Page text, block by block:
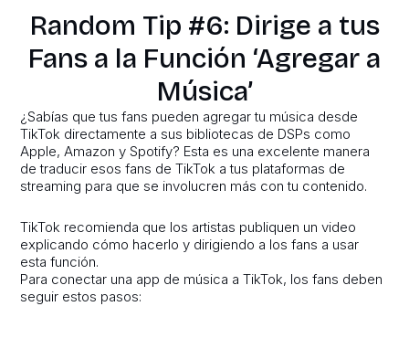
Random Tip #6: Dirige a tus
Fans a la Función ‘Agregar a
Música’
¿Sabías que tus fans pueden agregar tu música desde
TikTok directamente a sus bibliotecas de DSPs como
Apple, Amazon y Spotify? Esta es una excelente manera
de traducir esos fans de TikTok a tus plataformas de
streaming para que se involucren más con tu contenido.
TikTok recomienda que los artistas publiquen un video
explicando cómo hacerlo y dirigiendo a los fans a usar
esta función.
Para conectar una app de música a TikTok, los fans deben
seguir estos pasos: